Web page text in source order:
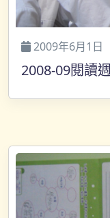
2009年6月1日
2008-09閱讀週